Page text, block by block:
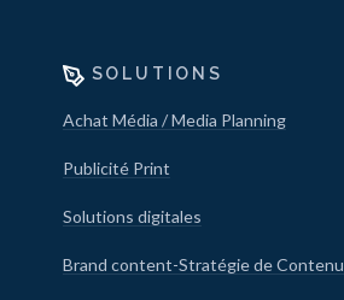
SOLUTIONS
Achat Média / Media Planning
Publicité Print
Solutions digitales
Brand content-Stratégie de Contenu